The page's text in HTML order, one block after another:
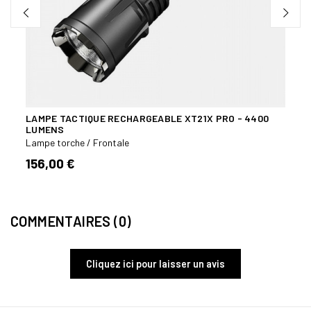
LAMPE TACTIQUE RECHARGEABLE XT21X PRO - 4400
LUMENS
Lampe torche / Frontale
156,00 €
COMMENTAIRES (0)
Cliquez ici pour laisser un avis